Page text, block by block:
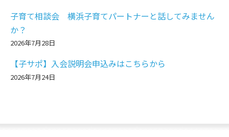
子育て相談会 横浜子育てパートナーと話してみません
か？
2026年7月28日
【子サポ】入会説明会申込みはこちらから
2026年7月24日